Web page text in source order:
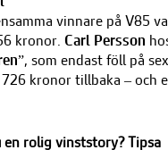
vinnare på V85
kronor. Carl Persson
, som endast föll på
kronor tillbaka – och
en rolig vinststory? Tipsa